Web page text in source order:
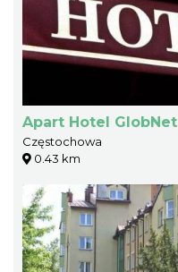
Apart Hotel GlobNet
Częstochowa
0.43 km